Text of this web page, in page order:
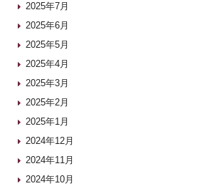
2025年7月
2025年6月
2025年5月
2025年4月
2025年3月
2025年2月
2025年1月
2024年12月
2024年11月
2024年10月